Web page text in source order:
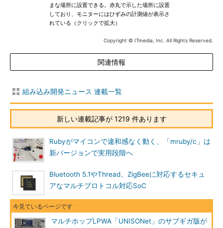
まな場所に設置できる。赤丸で示した場所に設置
しており、モニターにはひずみの計測値が表示さ
れている（クリックで拡大）
Copyright © ITmedia, Inc. All Rights Reserved.
関連情報
組み込み開発ニュース 連載一覧
新しい連載記事が 1219 件あります
Rubyがマイコンで違和感なく動く、「mruby/c」は
新バージョンで実用段階へ
Bluetooth 5.1やThread、ZigBeeに対応するセキュ
アなマルチプロトコル対応SoC
マルチホップLPWA「UNISONet」のサブギガ版が